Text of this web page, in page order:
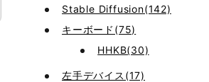
Stable Diffusion(142)
キーボード(75)
HHKB(30)
左手デバイス(17)